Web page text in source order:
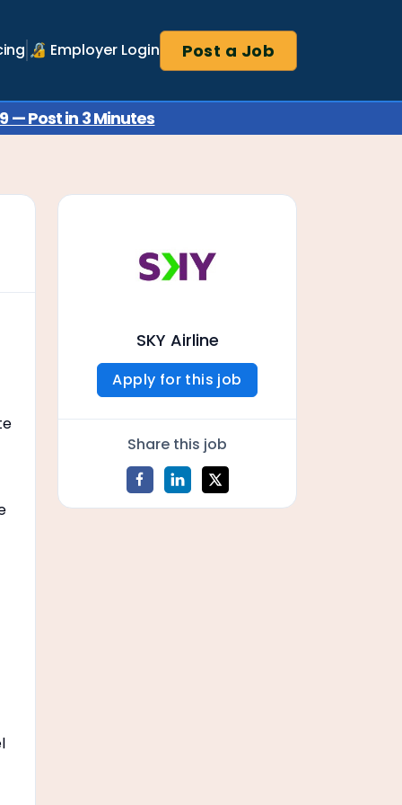
🔏 Employer Login Post a Job
— Post in 3 Minutes
SKY Airline
Apply for this job
Share this job